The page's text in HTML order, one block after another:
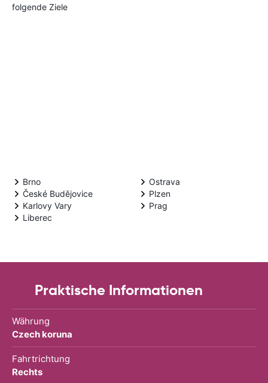
folgende Ziele
Brno
České Budějovice
Karlovy Vary
Liberec
Ostrava
Plzen
Prag
Praktische Informationen
Währung
Czech koruna
Fahrtrichtung
Rechts